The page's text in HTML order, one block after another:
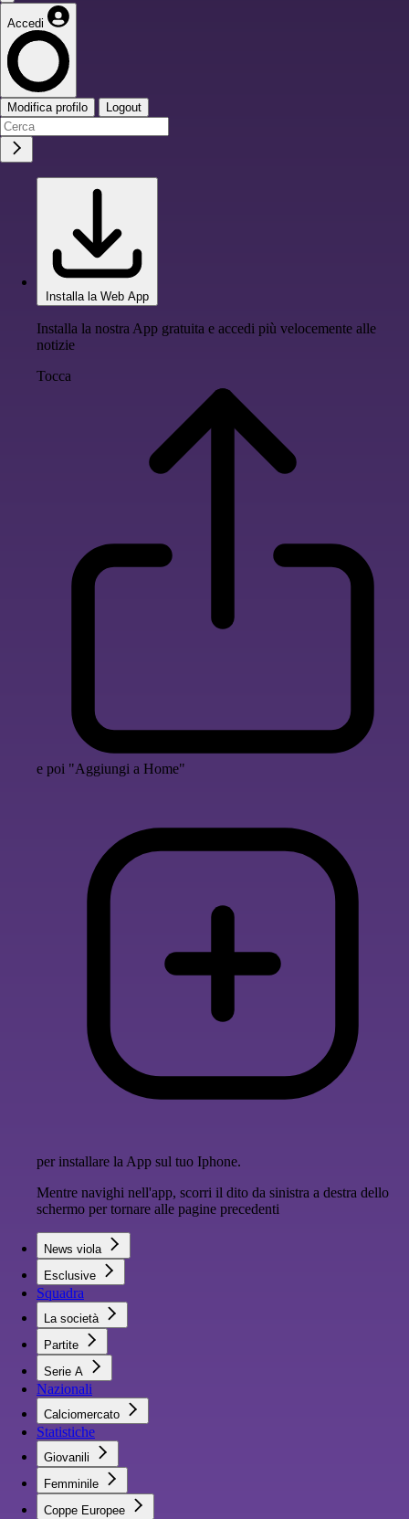
Accedi
Modifica profilo Logout
Installa la Web App
Installa la nostra App gratuita e accedi più velocemente alle
notizie
Tocca
e poi "Aggiungi a Home"
per installare la App sul tuo Iphone.
Mentre navighi nell'app, scorri il dito da sinistra a destra dello
schermo per tornare alle pagine precedenti
News viola
Esclusive
Squadra
La società
Partite
Serie A
Nazionali
Calciomercato
Statistiche
Giovanili
Femminile
Coppe Europee